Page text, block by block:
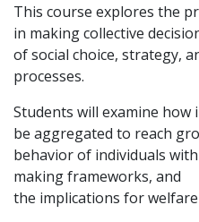
This course explores the
in making collective
of social choice, strategy,
processes.
Students will examine how
be aggregated to reach
behavior of individuals
making frameworks, and
the implications for